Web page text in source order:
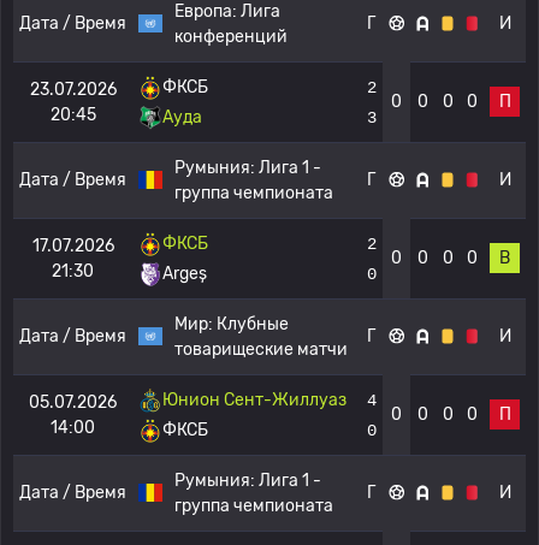
Дата / Время
Европа: Лига
конференций
Г И
23.07.2026
20:45
ФКСБ
Ауда
2
3
0 0 0 0 П
Дата / Время
Румыния: Лига 1 -
группа чемпионата
Г И
17.07.2026
21:30
ФКСБ
Argeș
2
0
0 0 0 0 В
Дата / Время
Мир: Клубные
товарищеские матчи
Г И
05.07.2026
14:00
Юнион Сент-Жиллуаз
ФКСБ
4
0
0 0 0 0 П
Дата / Время
Румыния: Лига 1 -
группа чемпионата
Г И